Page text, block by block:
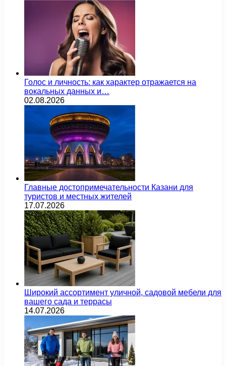
Голос и личность: как характер отражается на
вокальных данных и…
02.08.2026
Главные достопримечательности Казани для
туристов и местных жителей
17.07.2026
Широкий ассортимент уличной, садовой мебели для
вашего сада и террасы
14.07.2026